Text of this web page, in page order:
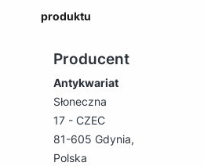
produktu
Producent
Antykwariat
Słoneczna
17 - CZEC
81-605 Gdynia,
Polska